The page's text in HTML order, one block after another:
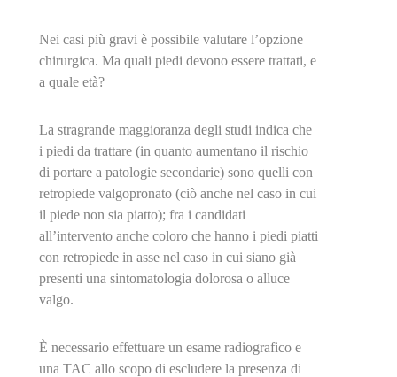
Nei casi più gravi è possibile valutare l’opzione
chirurgica. Ma quali piedi devono essere trattati, e
a quale età?
La stragrande maggioranza degli studi indica che
i piedi da trattare (in quanto aumentano il rischio
di portare a patologie secondarie) sono quelli con
retropiede valgopronato (ciò anche nel caso in cui
il piede non sia piatto); fra i candidati
all’intervento anche coloro che hanno i piedi piatti
con retropiede in asse nel caso in cui siano già
presenti una sintomatologia dolorosa o alluce
valgo.
È necessario effettuare un esame radiografico e
una TAC allo scopo di escludere la presenza di